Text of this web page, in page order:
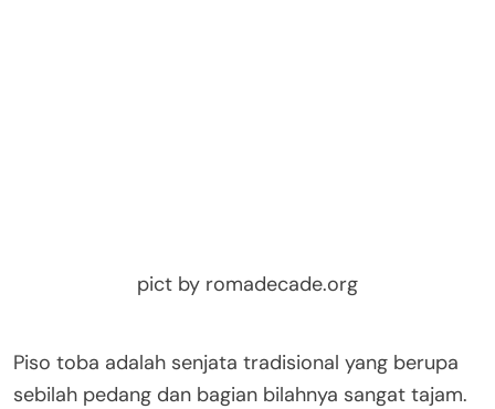
pict by romadecade.org
Piso toba adalah senjata tradisional yang berupa
sebilah pedang dan bagian bilahnya sangat tajam.